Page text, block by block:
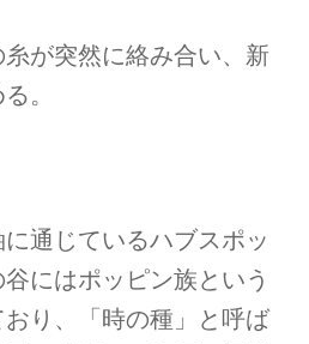
が突然に絡み合い、新
。
通じているハブスポッ
にはポッピン族という
り、「時の種」と呼ば